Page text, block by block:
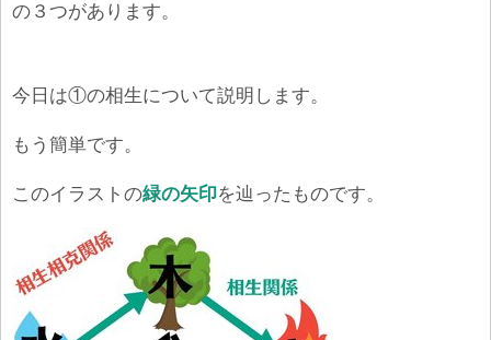
の３つがあります。
今日は①の相生について説明します。
もう簡単です。
このイラストの緑の矢印を辿ったものです。